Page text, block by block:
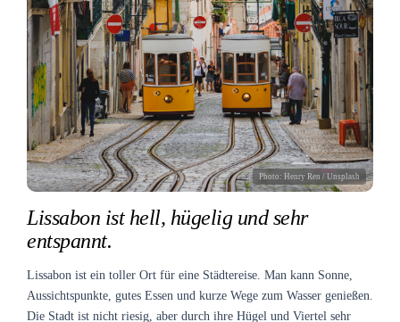
Photo: Henry Ren / Unsplash
Lissabon ist hell, hügelig und sehr
entspannt.
Lissabon ist ein toller Ort für eine Städtereise. Man kann Sonne,
Aussichtspunkte, gutes Essen und kurze Wege zum Wasser genießen.
Die Stadt ist nicht riesig, aber durch ihre Hügel und Viertel sehr